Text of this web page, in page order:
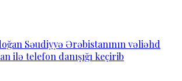
Səudiyyə Ərəbistanının vəliəhd
ilə telefon danışığı keçirib